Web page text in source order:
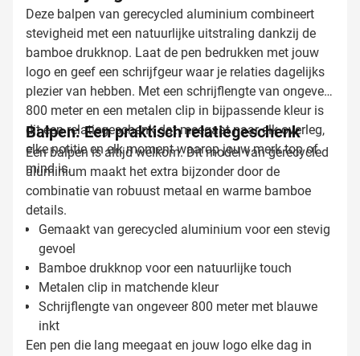
Deze balpen van gerecycled aluminium combineert
stevigheid met een natuurlijke uitstraling dankzij de
bamboe drukknop. Laat de pen bedrukken met jouw
logo en geef een schrijfgeur waar je relaties dagelijks
plezier van hebben. Met een schrijflengte van ongeveer
800 meter en een metalen clip in bijpassende kleur is
dit een relatiegeschenk dat meegaat naar elk overleg,
elke notitie en elk moment waarop jouw merk top of
mind is.
Balpen: Een praktisch relatiegeschenk
Een balpen is altijd welkom. Dit model van gerecycled
aluminium maakt het extra bijzonder door de
combinatie van robuust metaal en warme bamboe
details.
Gemaakt van gerecycled aluminium voor een stevig
gevoel
Bamboe drukknop voor een natuurlijke touch
Metalen clip in matchende kleur
Schrijflengte van ongeveer 800 meter met blauwe
inkt
Een pen die lang meegaat en jouw logo elke dag in